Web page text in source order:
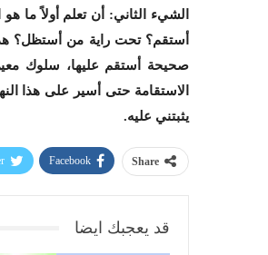
الشيء الثاني: أن تعلم أولاً ما
أستقم؟ تحت راية من أستظل؟
صحيحة أستقم عليها، سلوك
الاستقامة حتى أسير على هذا
يثبتني عليه.
Share
Facebook
قد يعجبك ايضا